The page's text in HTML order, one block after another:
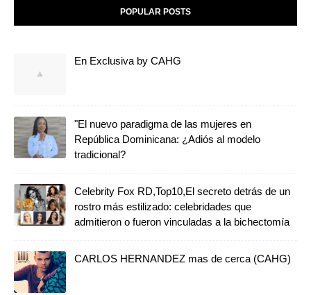
POPULAR POSTS
En Exclusiva by CAHG
"El nuevo paradigma de las mujeres en
República Dominicana: ¿Adiós al modelo
tradicional?
Celebrity Fox RD,Top10,El secreto detrás de un
rostro más estilizado: celebridades que
admitieron o fueron vinculadas a la bichectomía
CARLOS HERNANDEZ mas de cerca (CAHG)